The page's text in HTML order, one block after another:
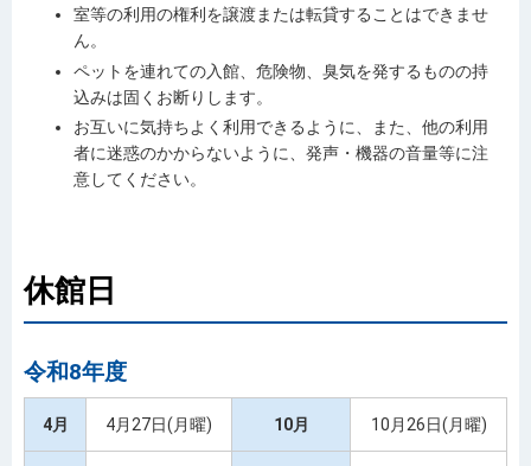
室等の利用の権利を譲渡または転貸することはできませ
ん。
ペットを連れての入館、危険物、臭気を発するものの持
込みは固くお断りします。
お互いに気持ちよく利用できるように、また、他の利用
者に迷惑のかからないように、発声・機器の音量等に注
意してください。
休館日
令和8年度
4月 4月27日(月曜) 10月 10月26日(月曜)